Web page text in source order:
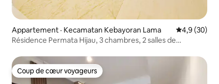
Appartement · Kecamatan Kebayoran Lama Note
4,9 (30)
Résidence Permata Hijau, 3 chambres, 2 salles de
Coup de cœur voyageurs
Coup de cœur voyageurs